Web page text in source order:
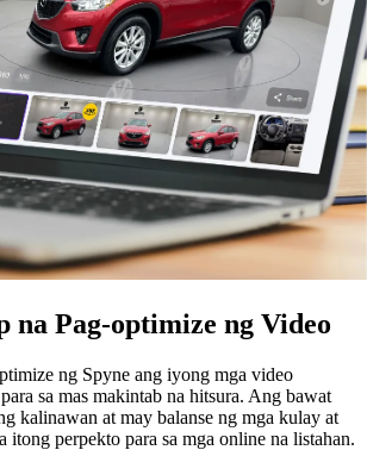
na Pag-optimize ng Video
ng Spyne ang iyong mga video
sa mas makintab na hitsura. Ang bawat
kalinawan at may balanse ng mga kulay at
itong perpekto para sa mga online na listahan.